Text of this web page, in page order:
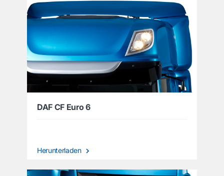
DAF CF Euro 6
Herunterladen